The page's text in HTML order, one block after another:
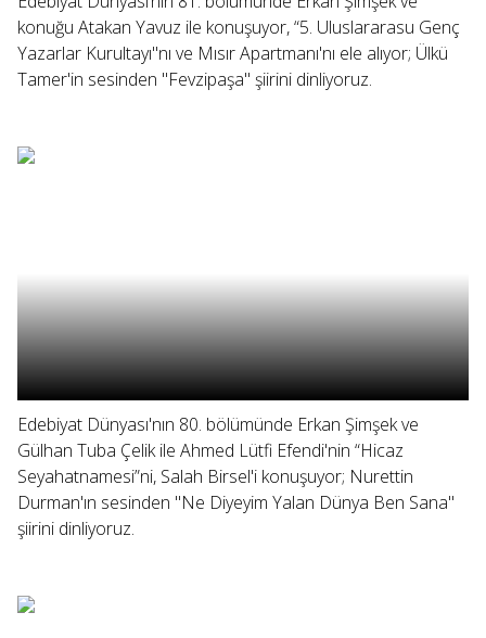
konuğu Atakan Yavuz ile konuşuyor, “5. Uluslararasu Genç
Yazarlar Kurultayı"nı ve Mısır Apartmanı'nı ele alıyor; Ülkü
Tamer'in sesinden "Fevzipaşa" şiirini dinliyoruz.
Edebiyat Dünyası'nın 80. bölümünde Erkan Şimşek ve
Gülhan Tuba Çelik ile Ahmed Lütfi Efendi'nin “Hicaz
Seyahatnamesi”ni, Salah Birsel'i konuşuyor; Nurettin
Durman'ın sesinden "Ne Diyeyim Yalan Dünya Ben Sana"
şiirini dinliyoruz.